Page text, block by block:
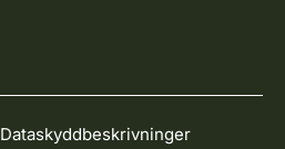
Dataskyddbeskrivninger